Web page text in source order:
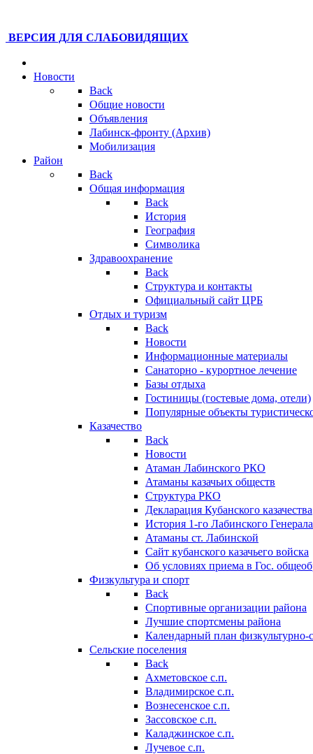
ВЕРСИЯ ДЛЯ СЛАБОВИДЯЩИХ
Новости
Back
Общие новости
Объявления
Лабинск-фронту (Архив)
Мобилизация
Район
Back
Общая информация
Back
История
География
Символика
Здравоохранение
Back
Структура и контакты
Официальный сайт ЦРБ
Отдых и туризм
Back
Новости
Информационные материалы
Санаторно - курортное лечение
Базы отдыха
Гостиницы (гостевые дома, отели)
Популярные объекты
Казачество
Back
Новости
Атаман Лабинского РКО
Атаманы казачьих обществ
Структура РКО
Декларация Кубанского казачества
История 1-го Лабинского
Атаманы ст. Лабинской
Cайт кубанского казачьего войска
Об условиях приема в Гос.
Физкультура и спорт
Back
Спортивные организации района
Лучшие спортсмены района
Календарный план
Сельские поселения
Back
Ахметовское с.п.
Владимирское с.п.
Вознесенское с.п.
Зассовское с.п.
Каладжинское с.п.
Лучевое с.п.